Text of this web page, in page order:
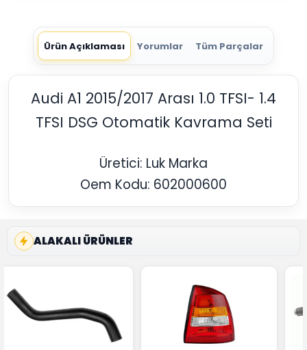
Ürün Açıklaması Yorumlar Tüm Parçalar
Audi A1 2015/2017 Arası 1.0 TFSI- 1.4
TFSI DSG Otomatik Kavrama Seti
Üretici: Luk Marka
Oem Kodu: 602000600
ALAKALI ÜRÜNLER